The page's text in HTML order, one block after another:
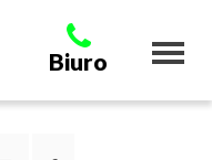
Biuro